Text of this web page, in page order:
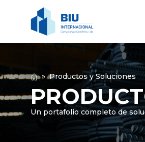
»Productos y Soluciones
Un portafolio completo de